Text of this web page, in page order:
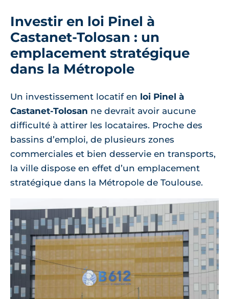
Investir en loi Pinel à
Castanet-Tolosan : un
emplacement stratégique
dans la Métropole
Un investissement locatif en loi Pinel à
Castanet-Tolosan ne devrait avoir aucune
difficulté à attirer les locataires. Proche des
bassins d’emploi, de plusieurs zones
commerciales et bien desservie en transports,
la ville dispose en effet d’un emplacement
stratégique dans la Métropole de Toulouse.